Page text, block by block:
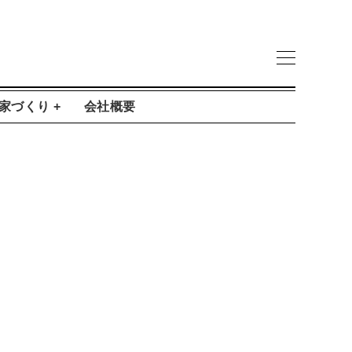
づくり + 会社概要